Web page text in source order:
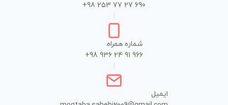
+98 253 77 27 690
شماره همراه
+98 936 24 91 966
ایمیل